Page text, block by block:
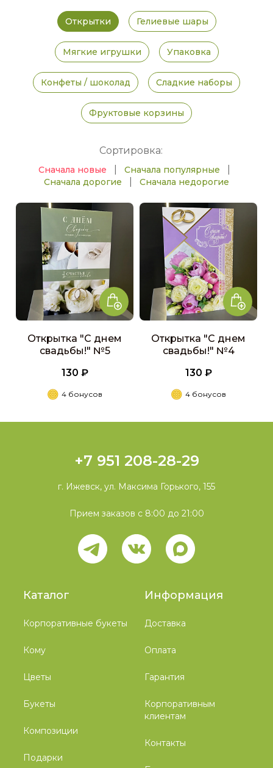
Открытки Гелиевые шары
Мягкие игрушки Упаковка
Конфеты / шоколад Сладкие наборы
Фруктовые корзины
Сортировка:
Сначала новые Сначала популярные
Сначала дорогие Сначала недорогие
Открытка "С днем
свадьбы!" №5
130 ₽
4 бонусов
Открытка "С днем
свадьбы!" №4
130 ₽
4 бонусов
Каталог
Корпоративные букеты
Кому
Цветы
Букеты
Композиции
Подарки
Информация
Доставка
Оплата
Гарантия
Корпоративным
клиентам
Контакты
+7 951 208-28-29
г. Ижевск, ул. Максима Горького, 155
Прием заказов с 8:00 до 21:00